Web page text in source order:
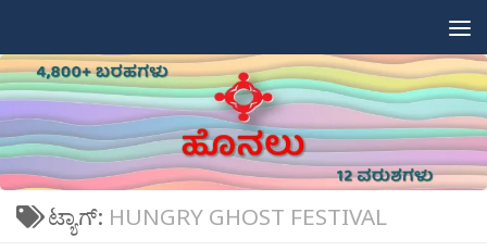
ಟ್ಯಾಗ್: HUNGRY GHOST FESTIVAL